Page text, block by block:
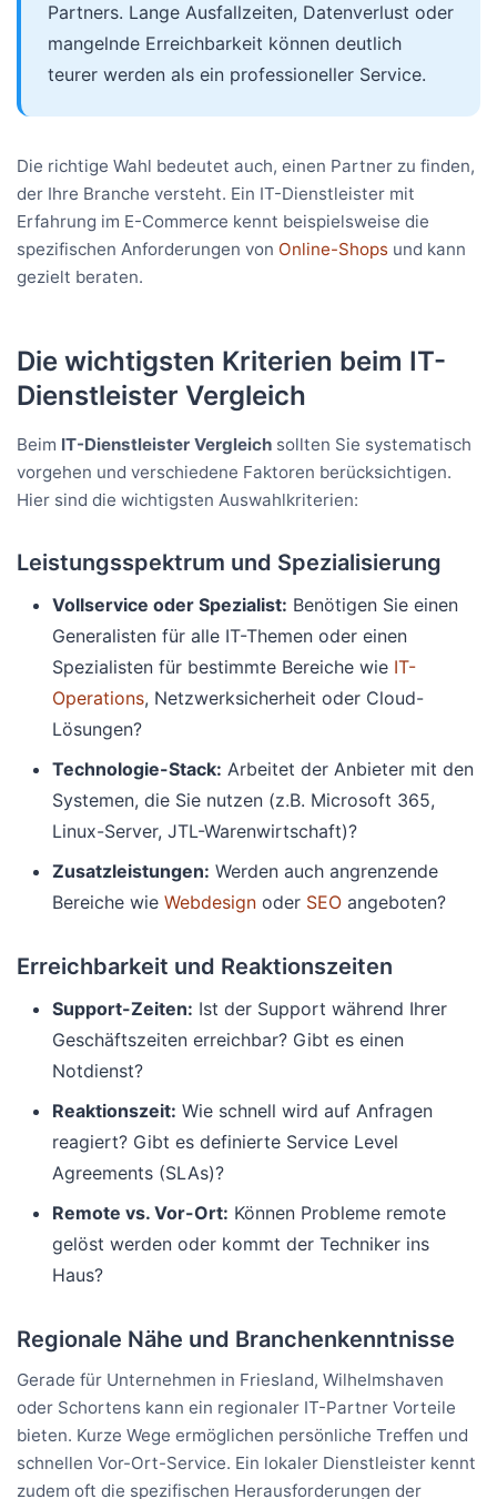
Partners. Lange Ausfallzeiten, Datenverlust oder
mangelnde Erreichbarkeit können deutlich
teurer werden als ein professioneller Service.
Die richtige Wahl bedeutet auch, einen Partner zu finden,
der Ihre Branche versteht. Ein IT-Dienstleister mit
Erfahrung im E-Commerce kennt beispielsweise die
spezifischen Anforderungen von Online-Shops und kann
gezielt beraten.
Die wichtigsten Kriterien beim IT-
Dienstleister Vergleich
Beim IT-Dienstleister Vergleich sollten Sie systematisch
vorgehen und verschiedene Faktoren berücksichtigen.
Hier sind die wichtigsten Auswahlkriterien:
Leistungsspektrum und Spezialisierung
Vollservice oder Spezialist: Benötigen Sie einen
Generalisten für alle IT-Themen oder einen
Spezialisten für bestimmte Bereiche wie IT-
Operations, Netzwerksicherheit oder Cloud-
Lösungen?
Technologie-Stack: Arbeitet der Anbieter mit den
Systemen, die Sie nutzen (z.B. Microsoft 365,
Linux-Server, JTL-Warenwirtschaft)?
Zusatzleistungen: Werden auch angrenzende
Bereiche wie Webdesign oder SEO angeboten?
Erreichbarkeit und Reaktionszeiten
Support-Zeiten: Ist der Support während Ihrer
Geschäftszeiten erreichbar? Gibt es einen
Notdienst?
Reaktionszeit: Wie schnell wird auf Anfragen
reagiert? Gibt es definierte Service Level
Agreements (SLAs)?
Remote vs. Vor-Ort: Können Probleme remote
gelöst werden oder kommt der Techniker ins
Haus?
Regionale Nähe und Branchenkenntnisse
Gerade für Unternehmen in Friesland, Wilhelmshaven
oder Schortens kann ein regionaler IT-Partner Vorteile
bieten. Kurze Wege ermöglichen persönliche Treffen und
schnellen Vor-Ort-Service. Ein lokaler Dienstleister kennt
zudem oft die spezifischen Herausforderungen der